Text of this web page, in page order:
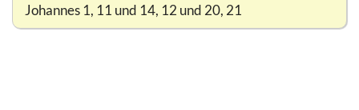
Johannes 1, 11 und 14, 12 und 20, 21